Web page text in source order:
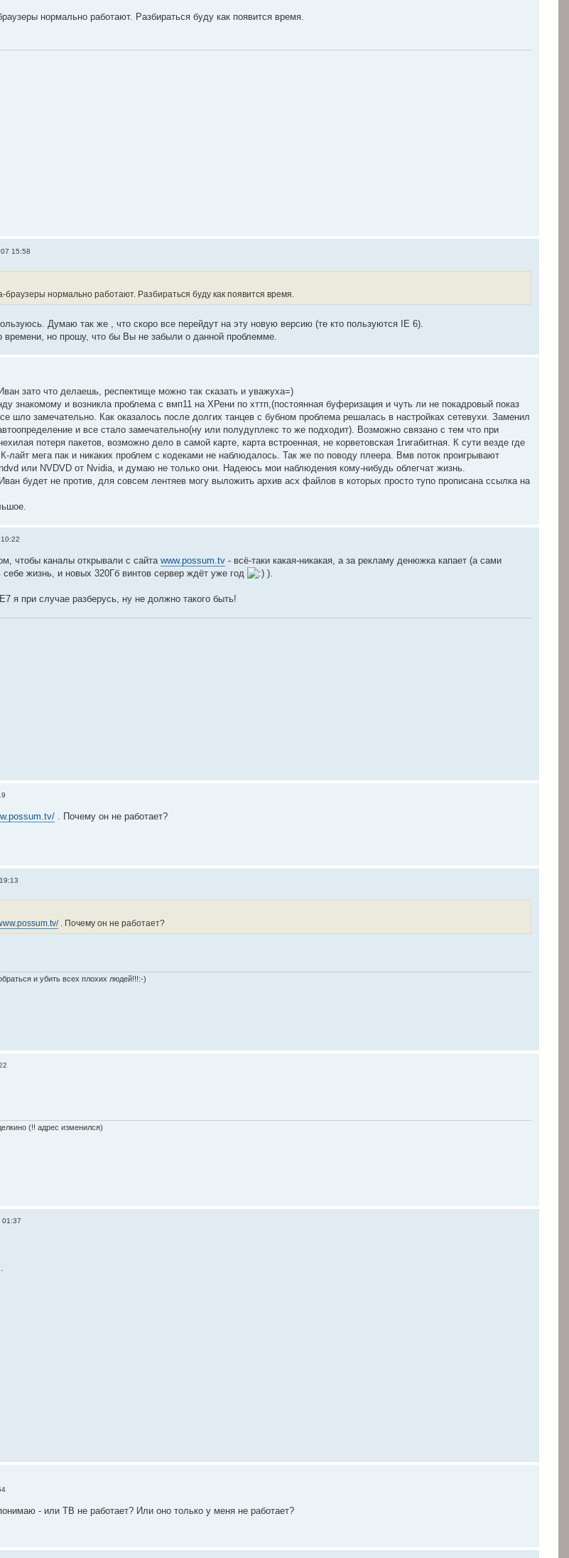
нормально работают. Разбираться буду как появится время.
15:58
браузеры нормально работают. Разбираться буду как появится время.
Думаю так же , что скоро все перейдут на эту новую версию (те кто пользуются IE 6).
но прошу, что бы Вы не забыли о данной проблемме.
зато что делаешь, респектище можно так сказать и уважуха=)
знакомому и возникла проблема с вмп11 на ХРени по хттп,(постоянная буферизация и чуть ли не покадровый показ
шло замечательно. Как оказалось после долгих танцев с бубном проблема решалась в настройках сетевухи. Заменил
и все стало замечательно(ну или полудуплекс то же подходит). Возможно связано с тем что при
потеря пакетов, возможно дело в самой карте, карта встроенная, не корветовская 1гигабитная. К сути везде где
лайт мега пак и никаких проблем с кодеками не наблюдалось. Так же по поводу плеера. Вмв поток проигрывают
или NVDVD от Nvidia, и думаю не только они. Надеюсь мои наблюдения кому-нибудь облегчат жизнь.
будет не против, для совсем лентяев могу выложить архив acx файлов в которых просто тупо прописана ссылка на
чтобы каналы открывали с сайта www.possum.tv- всё-таки какая-никакая, а за рекламу денюжка капает (а сами
себе жизнь, и новых 320Гб винтов сервер ждёт уже год
).
я при случае разберусь, ну не должно такого быть!
. Почему он не работает?
. Почему он не работает?
и убить всех плохих людей!!!:-)
(!! адрес изменился)
- или ТВ не работает? Или оно только у меня не работает?